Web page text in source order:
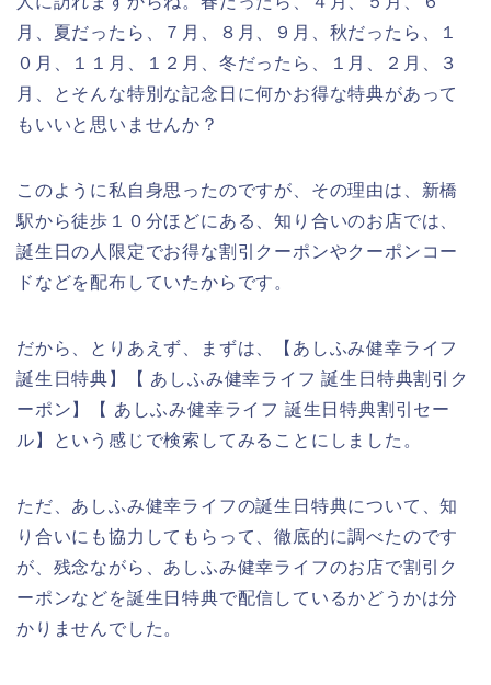
月、夏だったら、７月、８月、９月、秋だったら、１
０月、１１月、１２月、冬だったら、１月、２月、３
月、とそんな特別な記念日に何かお得な特典があって
もいいと思いませんか？
このように私自身思ったのですが、その理由は、新橋
駅から徒歩１０分ほどにある、知り合いのお店では、
誕生日の人限定でお得な割引クーポンやクーポンコー
ドなどを配布していたからです。
だから、とりあえず、まずは、【あしふみ健幸ライフ
誕生日特典】【 あしふみ健幸ライフ 誕生日特典割引ク
ーポン】【 あしふみ健幸ライフ 誕生日特典割引セー
ル】という感じで検索してみることにしました。
ただ、あしふみ健幸ライフの誕生日特典について、知
り合いにも協力してもらって、徹底的に調べたのです
が、残念ながら、あしふみ健幸ライフのお店で割引ク
ーポンなどを誕生日特典で配信しているかどうかは分
かりませんでした。